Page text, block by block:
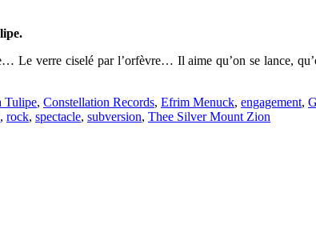
verre ciselé par l’orfèvre… Il aime qu’on se lance,
Tulipe, Constellation Records, Efrim Menuck, engagement,
, rock, spectacle, subversion, Thee Silver Mount Zion